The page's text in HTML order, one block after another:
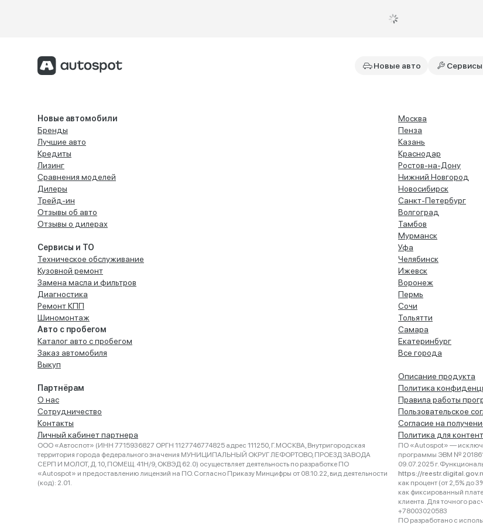
Новые авто
Новые автомобили
Бренды
Лучшие авто
Кредиты
Лизинг
Сравнения моделей
Дилеры
Трейд-ин
Отзывы об авто
Отзывы о дилерах
Сервисы и ТО
Техническое обслуживание
Кузовной ремонт
Замена масла и фильтров
Диагностика
Ремонт КПП
Шиномонтаж
Авто с пробегом
Каталог авто с пробегом
Заказ автомобиля
Выкуп
Партнёрам
О нас
Сотрудничество
Контакты
Личный кабинет партнера
Москва
Пенза
Казань
Краснодар
Ростов-на-Дону
Нижний Новгород
Новосибирск
Санкт-Петербург
Волгоград
Тамбов
Мурманск
Уфа
Челябинск
Ижевск
Воронеж
Пермь
Сочи
Тольятти
Самара
Екатеринбург
Все города
Описание продукта
Политика
Правила работы
Пользовательское
Согласие на
Политика для
ООО «Автоспот» (ИНН 7715936827 ОРГН 1127746774825 адрес 111250, Г.МОСКВА, Внутригородская
территория города федерального значения МУНИЦИПАЛЬНЫЙ ОКРУГ ЛЕФОРТОВО, ПРОЕЗД ЗАВОДА
СЕРП И МОЛОТ, Д. 10, ПОМЕЩ. 41Н/9, ОКВЭД 62.0) осуществляет деятельность по разработке ПО
«Autospot» и предоставлению лицензий на ПО. Согласно Приказу Минцифры от 08.10.22, вид деятельности
(код): 2.01.
ПО «Autospot» —
программы ЭВМ №
09.07.2025 г.
https://
как процент (от 2,5% до
как фиксированный
клиента. Для точного
+78003020583
ПО разработано с